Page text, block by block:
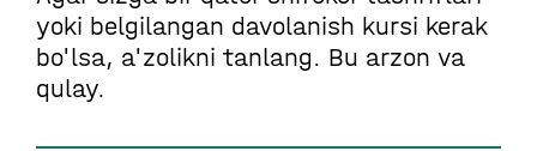
yoki belgilangan davolanish kursi kerak
bo'lsa, a'zolikni tanlang. Bu arzon va
qulay.